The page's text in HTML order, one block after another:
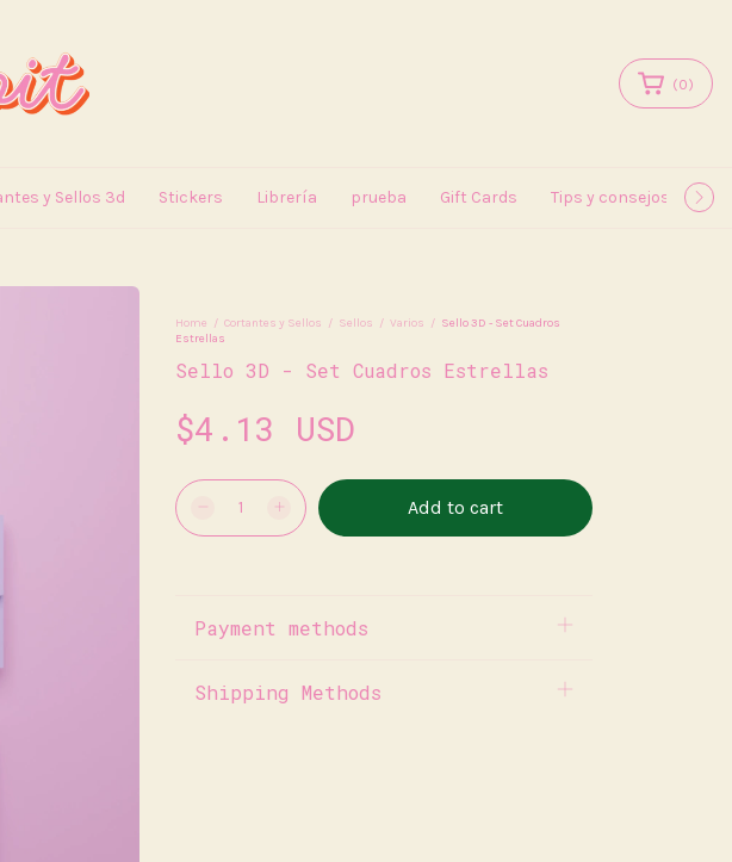
(0)
y Sellos 3d Stickers Librería prueba Gift Cards Tips y consejos
Home / Cortantes y Sellos / Sellos / Varios / Sello 3D - Set Cuadros
Estrellas
Sello 3D - Set Cuadros Estrellas
$4.13 USD
Payment methods
Shipping Methods